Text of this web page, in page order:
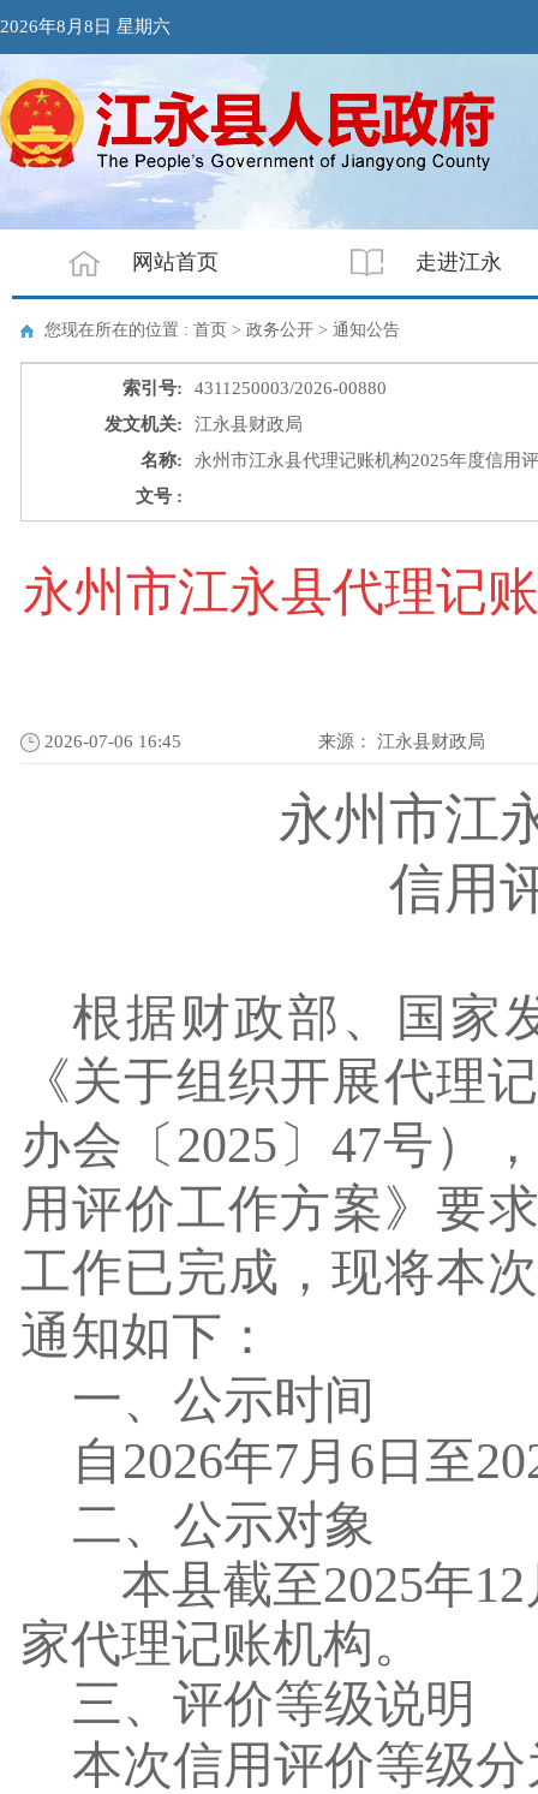
2026年8月8日 星期六
网站首页 走进江永
您现在所在的位置 : 首页 > 政务公开 > 通知公告
索引号:
4311250003/2026-00880
发文机关:
江永县财政局
名称:
永州市江永县代理记账机构2025年度信用
文号 :
永州市江永县代理记
2026-07-06 16:45 来源： 江永县财政局
永州市江
信用
根据财政部、国家
《关于组织开展代理
办会〔 2025 〕 47号）
用评价工作方案》要
工作已完成 ，现将本
通知如下：
一、公示时间
自2026年7月 6 日至
二、公示对象
本县截至2025年12
家代理记账机构。
三、评价等级说明
本次信用评价等级分